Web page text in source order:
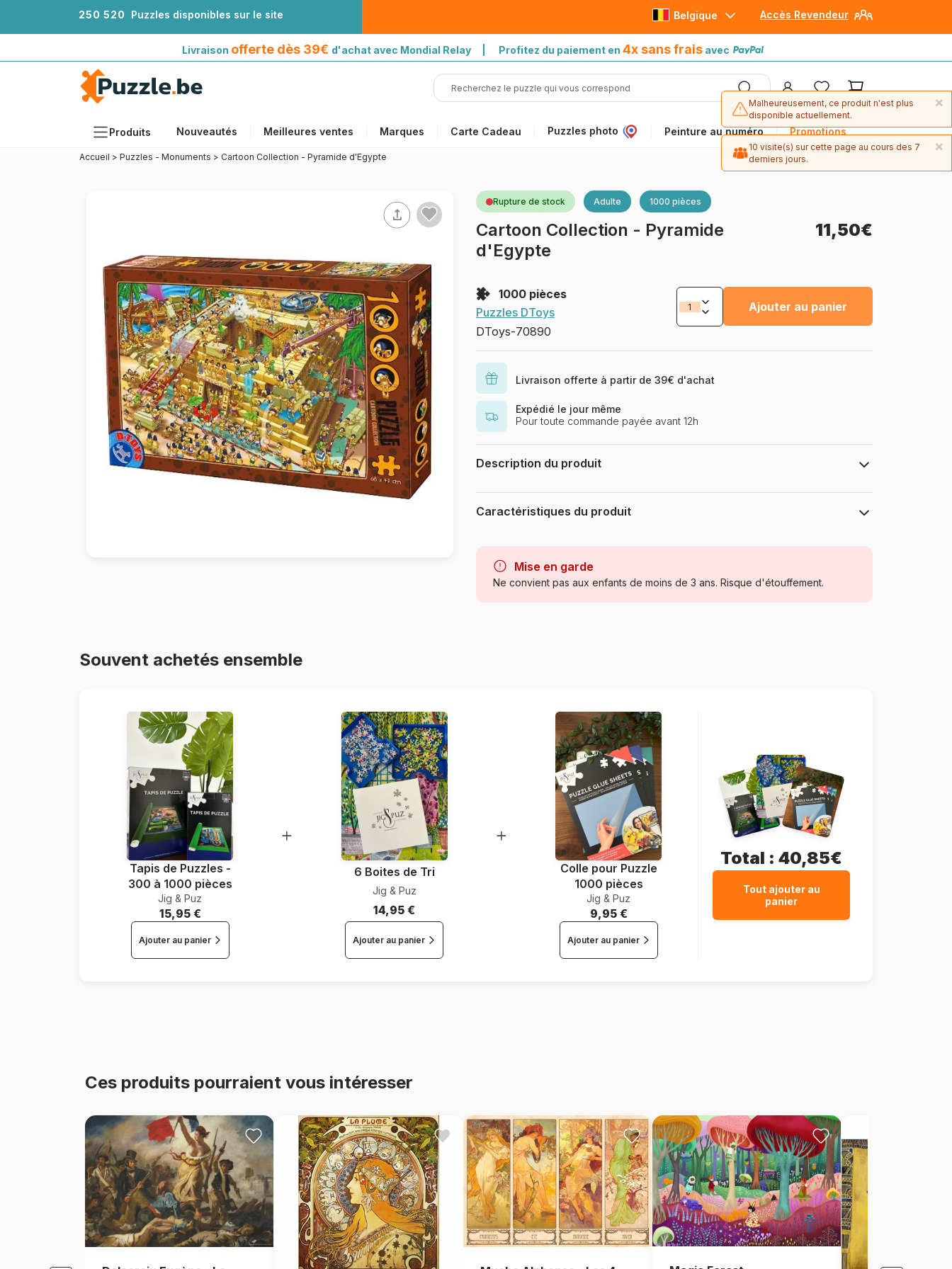
250 520 Puzzles disponibles sur le site Accès Revendeur
Belgique
Livraison offerte dès 39€ d'achat avec Mondial Relay | Profitez du paiement en 4x sans frais avec
Produits Nouveautés Meilleures ventes Marques Carte Cadeau Puzzles photo Peinture au numéro Promotions
Artistes
Accessoires
Puzzles en bois
Peinture au numéro
Accueil > Puzzles - Monuments > Cartoon Collection - Pyramide d'Egypte
Rupture de stock Adulte 1000 pièces
Cartoon Collection - Pyramide
d'Egypte
11,50€
1000 pièces
Puzzles DToys
DToys-70890
Ajouter au panier
Livraison offerte à partir de 39€ d'achat
Expédié le jour même
Pour toute commande payée avant 12h
Description du produit
.
Caractéristiques du produit
Catégorie
Age
Puzzle pour Adultes (500 à 48.000
Matière primaire
Mise en garde
Ne convient pas aux enfants de moins de 3 ans. Risque d'étouffement.
Souvent achetés ensemble
Tapis de Puzzles -
300 à 1000 pièces
Jig & Puz
15,95 €
Ajouter au panier
6 Boites de Tri
Jig & Puz
14,95 €
Ajouter au panier
Colle pour Puzzle
1000 pièces
Jig & Puz
9,95 €
Ajouter au panier
Total : 40,85€
Tout ajouter au
panier
Ces produits pourraient vous intéresser
×
Malheureusement, ce produit n'est plus
disponible actuellement.
×
10 visite(s) sur cette page au cours des 7
derniers jours.